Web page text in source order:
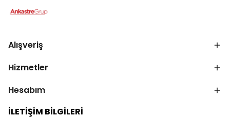
Alışveriş
Hizmetler
Hesabım
İLETİŞİM BİLGİLERİ